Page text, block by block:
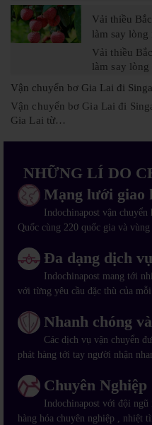
Vải thiều
làm say
Vải thiều
làm say
Vận chuyển bơ Gia Lai đi
Vận chuyển bơ Gia Lai đi
Gia Lai từ…
NHỮNG LÍ DO
Mạng lưới giao
Indochinapost vận
Quốc cùng 220 quốc gia và
Đa dạng dịch
Indochinapost mang tới
với từng yêu cầu đặc thù của
Nhanh chóng
Các dịch vụ vận chuyển
phát hàng tới tay người nhận
Chuyên Nghiệp
Indochinapost với đội ngũ
hàng hóa chuyên nghiệp , nhiệt